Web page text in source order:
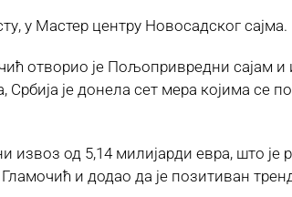
у Мастер центру Новосадског сајма.
отворио је Пољопривредни сајам и
је донела сет мера којима се
извоз од 5,14 милијарди евра, што
и додао да је позитиван